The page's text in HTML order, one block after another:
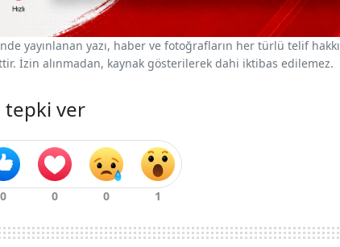
yayınlanan yazı, haber ve fotoğrafların her türlü telif hakkı
İzin alınmadan, kaynak gösterilerek dahi iktibas edilemez.
tepki ver